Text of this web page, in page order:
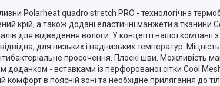
Polarheat quadro stretch PRO - технологічна
крій, а також додані еластичні манжети з тканини
для відведення вологи. У концепті нашої
для низьких і наднизьких температур.
просочення. Плоскі шви. Можливість
доданком - вставками із перфорованої сітки Cool
в поясній зоні та необхідне прилягання до